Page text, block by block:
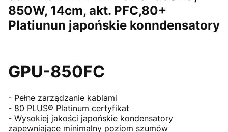
850W, 14cm, akt. PFC,80+
Platiunun japońskie konndensatory
GPU-850FC
- Pełne zarządzanie kablami
- 80 PLUS® Platinum certyfikat
- Wysokiej jakości japońskie kondensatory
zapewniające minimalny poziom szumów